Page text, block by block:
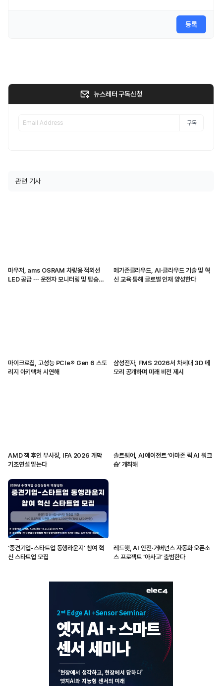
등록
뉴스레터 구독신청
구독
관련 기사
마우저, ams OSRAM 차량용 적외선
LED 공급 ··· 운전자 모니터링 및 탑승자
메가존클라우드, AI·클라우드 기술 및 혁
신 교육 통해 글로벌 인재 양성한다
마이크로칩, 고성능 PCIe® Gen 6 스토
리지 아키텍처 시연해
삼성전자, FMS 2026서 차세대 3D 메
모리 공개하며 미래 비전 제시
AMD 잭 후인 부사장, IFA 2026 개막
기조연설 맡는다
솔트웨어, AI에이전트 ‘아마존 퀵 AI 워크
숍’ 개최해
‘중견기업-스타트업 동행라운지’ 참여 혁
신 스타트업 모집
레드햇, AI 안전·거버넌스 자동화 오픈소
스 프로젝트 ‘아사고’ 출범한다